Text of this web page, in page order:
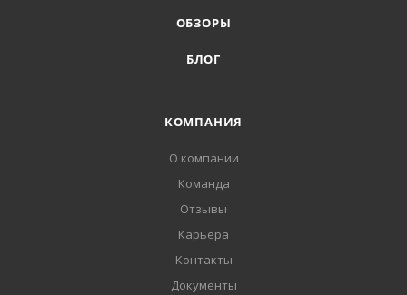
ОБЗОРЫ
БЛОГ
КОМПАНИЯ
О компании
Команда
Отзывы
Карьера
Контакты
Документы